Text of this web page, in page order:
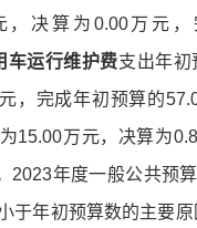
，决算为0.00万元
车运行维护费支出年初
，完成年初预算的
15.00万元，决算为
2023年度一般公共预
于年初预算数的主要